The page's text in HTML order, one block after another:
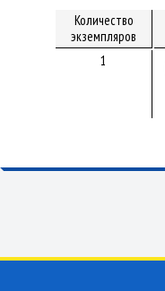
Количество
экземпляров
1